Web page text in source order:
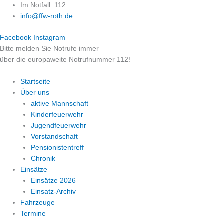
Zum
Inhalt
Im Notfall: 112
info@ffw-roth.de
Facebook Instagram
Bitte melden Sie Notrufe immer
über die europaweite Notrufnummer 112!
Startseite
Über uns
aktive Mannschaft
Kinderfeuerwehr
Jugendfeuerwehr
Vorstandschaft
Pensionistentreff
Chronik
Einsätze
Einsätze 2026
Einsatz-Archiv
Fahrzeuge
Termine